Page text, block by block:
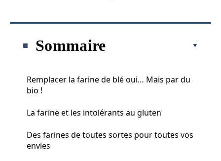
Sommaire
Remplacer la farine de blé oui… Mais par du
bio !
La farine et les intolérants au gluten
Des farines de toutes sortes pour toutes vos
envies